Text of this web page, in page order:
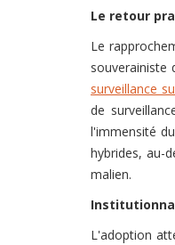
Le retour
Le
souverainiste
surveillance
de
l'immensité
hybrides, au-
malien.
L'adoption